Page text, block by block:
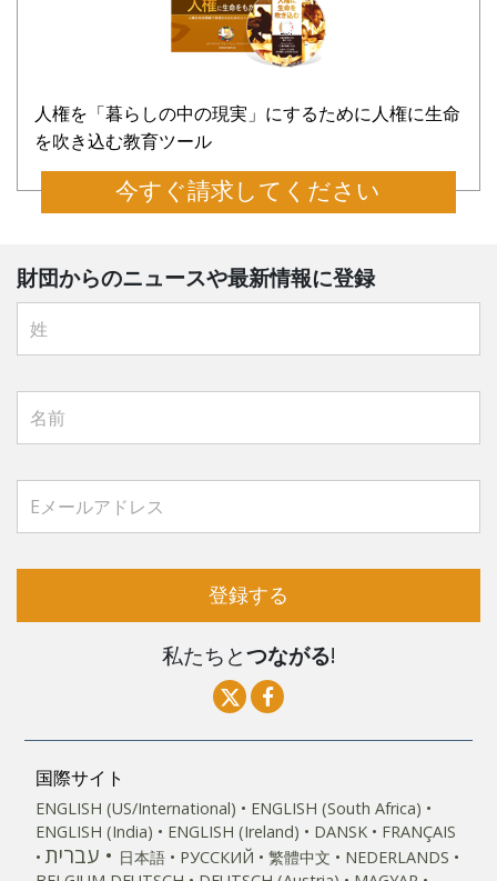
人権を「暮らしの中の現実」にするために人権に生命
を吹き込む教育ツール
今すぐ請求してください
財団からのニュースや最新情報に登録
登録する
私たちとつながる!
国際サイト
ENGLISH (US/International)
ENGLISH (South Africa)
ENGLISH (India)
ENGLISH (Ireland) DANSK FRANÇAIS
עברית 日本語 РУССКИЙ 繁體中文
NEDERLANDS